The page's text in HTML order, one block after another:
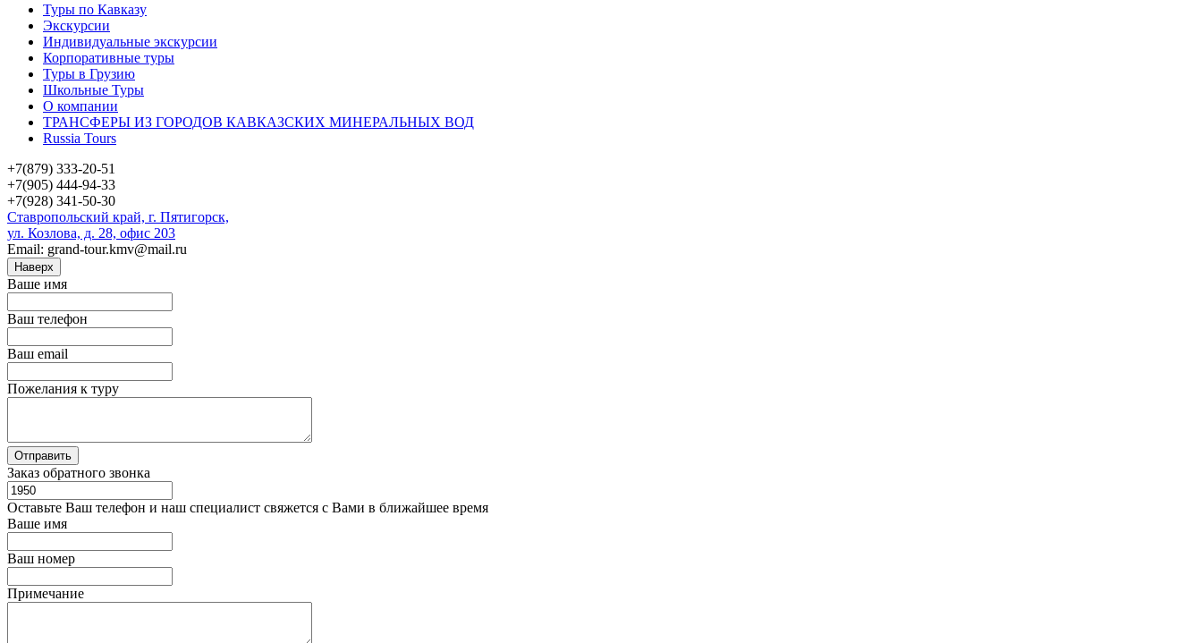
Туры по Кавказу
Экскурсии
Индивидуальные экскурсии
Корпоративные туры
Туры в Грузию
Школьные Туры
О компании
ТРАНСФЕРЫ ИЗ ГОРОДОВ КАВКАЗСКИХ МИНЕРАЛЬНЫХ ВОД
Russia Tours
+7(879) 333-20-51
+7(905) 444-94-33
+7(928) 341-50-30
Ставропольский край, г. Пятигорск,
ул. Козлова, д. 28, офис 203
Email: grand-tour.kmv@mail.ru
Наверх
Ваше имя
Ваш телефон
Ваш email
Пожелания к туру
Заказ обратного звонка
Оставьте Ваш телефон и наш специалист свяжется с Вами в ближайшее время
Ваше имя
Ваш номер
Примечание